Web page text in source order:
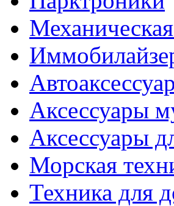
Аксессуары
Аксессуары
Морская
Техника для